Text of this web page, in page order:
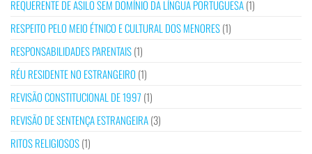
REQUERENTE DE ASILO SEM DOMÍNIO DA LÍNGUA PORTUGUESA(1)
RESPEITO PELO MEIO ÉTNICO E CULTURAL DOS MENORES(1)
RESPONSABILIDADES PARENTAIS(1)
RÉU RESIDENTE NO ESTRANGEIRO (1)
REVISÃO CONSTITUCIONAL DE 1997 (1)
REVISÃO DE SENTENÇA ESTRANGEIRA(3)
RITOS RELIGIOSOS(1)